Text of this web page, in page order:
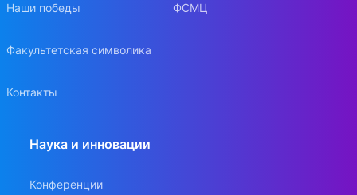
Наши победы
Факультетская символика
Контакты
ФСМЦ
Наука и инновации
Конференции